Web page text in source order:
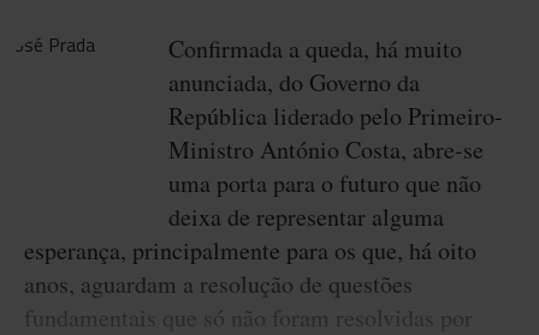
Confirmada a queda, há muito
anunciada, do Governo da
República liderado pelo Primeiro-
Ministro António Costa, abre-se
uma porta para o futuro que não
deixa de representar alguma
esperança, principalmente para os que, há oito
anos, aguardam a resolução de questões
fundamentais que só não foram resolvidas por